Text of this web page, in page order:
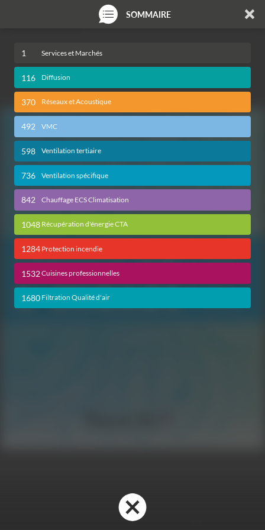
SOMMAIRE
1 Services et Marchés
116 Diffusion
370 Réseaux et Acoustique
492 VMC
598 Ventilation tertiaire
736 Ventilation spécifique
842 Chauffage ECS Climatisation
1048 Récupération d'énergie CTA
1284 Protection incendie
1532Cuisines professionnelles
1680 Filtration Qualité d'air